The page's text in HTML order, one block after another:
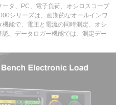
タ、PC、電子負荷、オシロスコープ
シリーズは、画期的なオールインワ
能で、電圧と電流の同時測定、オシ
、データロガー機能では、測定デー